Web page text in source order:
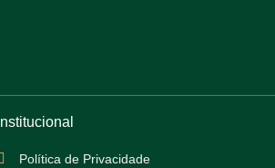
Institucional
Política de Privacidade